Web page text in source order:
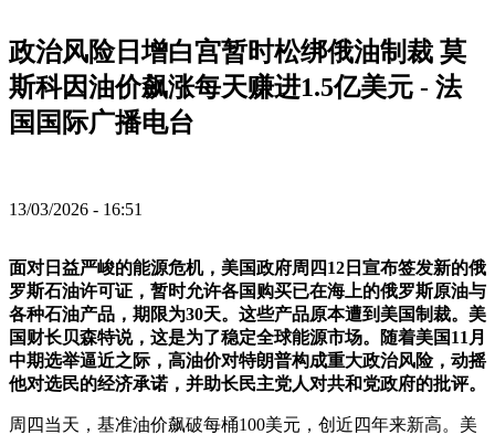
政治风险日增白宫暂时松绑俄油制裁 莫
斯科因油价飙涨每天赚进1.5亿美元 - 法
国国际广播电台
13/03/2026 - 16:51
面对日益严峻的能源危机，美国政府周四12日宣布签发新的俄
罗斯石油许可证，暂时允许各国购买已在海上的俄罗斯原油与
各种石油产品，期限为30天。这些产品原本遭到美国制裁。美
国财长贝森特说，这是为了稳定全球能源市场。随着美国11月
中期选举逼近之际，高油价对特朗普构成重大政治风险，动摇
他对选民的经济承诺，并助长民主党人对共和党政府的批评。
周四当天，基准油价飙破每桶100美元，创近四年来新高。美